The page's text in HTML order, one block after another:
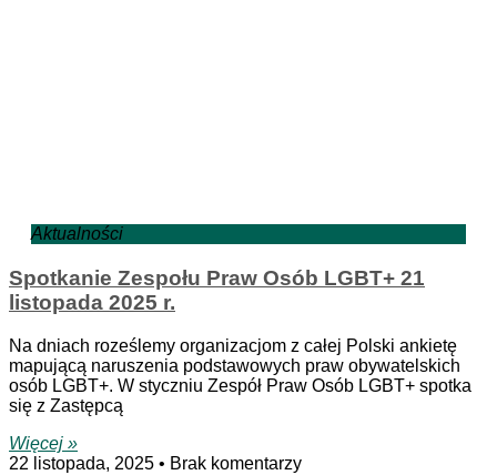
Aktualności
Spotkanie Zespołu Praw Osób LGBT+ 21
listopada 2025 r.
Na dniach roześlemy organizacjom z całej Polski ankietę
mapującą naruszenia podstawowych praw obywatelskich
osób LGBT+. W styczniu Zespół Praw Osób LGBT+ spotka
się z Zastępcą
Więcej »
22 listopada, 2025
Brak komentarzy